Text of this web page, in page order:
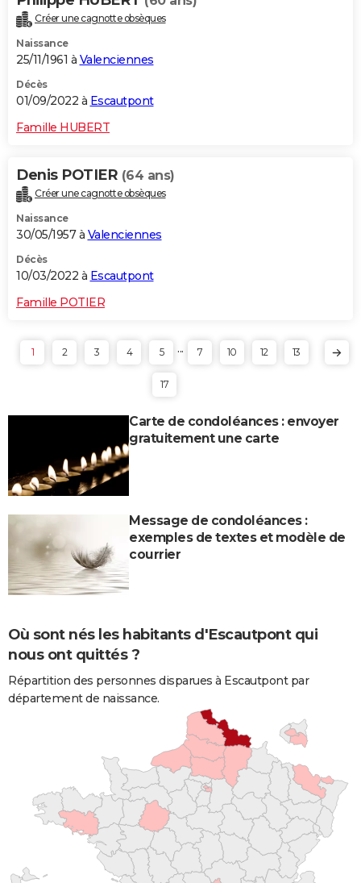
Créer une cagnotte obsèques
Naissance
25/11/1961 à Valenciennes
Décès
01/09/2022 à Escautpont
Famille HUBERT
Denis POTIER (64 ans)
Créer une cagnotte obsèques
Naissance
30/05/1957 à Valenciennes
Décès
10/03/2022 à Escautpont
Famille POTIER
1 2 3 4 5 ... 7 10 12 13
17
Carte de condoléances : envoyer
gratuitement une carte
Message de condoléances :
exemples de textes et modèle de
courrier
Où sont nés les habitants d'Escautpont qui
nous ont quittés ?
Répartition des personnes disparues à Escautpont par
département de naissance.